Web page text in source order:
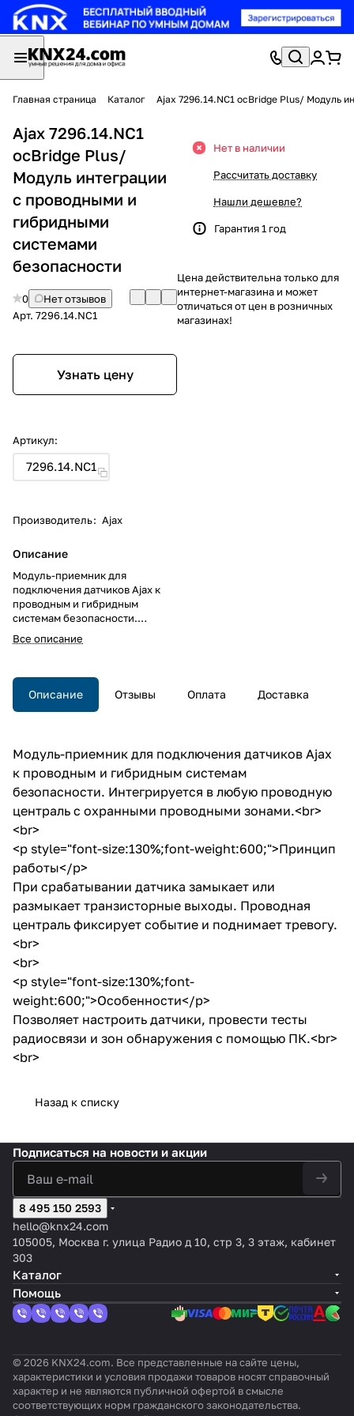
Главная страница Каталог Ajax 7296.14.NC1 ocBridge Plus/ Модуль
Ajax 7296.14.NC1
ocBridge Plus/
Модуль интеграции
с проводными и
гибридными
системами
безопасности
0
Нет отзывов
Арт. 7296.14.NC1
Узнать цену
Артикул:
7296.14.NC1
Производитель: Ajax
Описание
Модуль-приемник для
подключения датчиков Ajax к
проводным и гибридным
системам безопасности.
Интегрируется в любую
проводную централь с
зонами. <br>Модуль-приемник
для подключения датчиков Ajax
к проводным и гибридным
охранными проводными
зонами.
Все описание
Нет в наличии
Рассчитать доставку
Нашли дешевле?
Гарантия 1 год
Цена действительна только для
интернет-магазина и может
отличаться от цен в розничных
магазинах!
Описание Отзывы Оплата Доставка
Модуль-приемник для подключения датчиков Ajax
к проводным и гибридным системам
безопасности. Интегрируется в любую проводную
централь с охранными проводными зонами.<br>
<br>
<p style="font-size:130%;font-weight:600;">Принцип
работы</p>
При срабатывании датчика замыкает или
размыкает транзисторные выходы. Проводная
централь фиксирует событие и поднимает тревогу.
<br>
<br>
<p style="font-size:130%;font-
weight:600;">Особенности</p>
Позволяет настроить датчики, провести тесты
радиосвязи и зон обнаружения с помощью ПК.<br>
<br>
Назад к списку
Подписаться на новости и акции
8 495 150 2593
hello@knx24.com
105005, Москва г. улица Радио д 10, стр 3, 3 этаж, кабинет
303
Каталог
Помощь
© 2026 KNX24.com. Все представленные на сайте цены,
характеристики и условия продажи товаров носят справочный
характер и не являются публичной офертой в смысле
соответствующих норм гражданского законодательства.